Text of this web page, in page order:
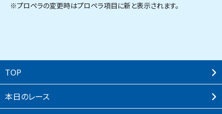
※プロペラの変更時はプロペラ項目に新と表示されます。
TOP
本⽇のレース